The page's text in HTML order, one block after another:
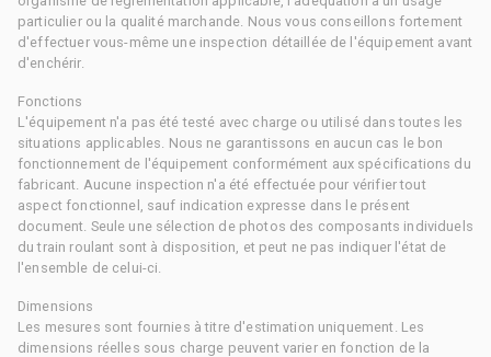
particulier ou la qualité marchande. Nous vous conseillons fortement
d'effectuer vous-même une inspection détaillée de l'équipement avant
d'enchérir.
Fonctions
L'équipement n'a pas été testé avec charge ou utilisé dans toutes les
situations applicables. Nous ne garantissons en aucun cas le bon
fonctionnement de l'équipement conformément aux spécifications du
fabricant. Aucune inspection n'a été effectuée pour vérifier tout
aspect fonctionnel, sauf indication expresse dans le présent
document. Seule une sélection de photos des composants individuels
du train roulant sont à disposition, et peut ne pas indiquer l'état de
l'ensemble de celui-ci.
Dimensions
Les mesures sont fournies à titre d'estimation uniquement. Les
dimensions réelles sous charge peuvent varier en fonction de la